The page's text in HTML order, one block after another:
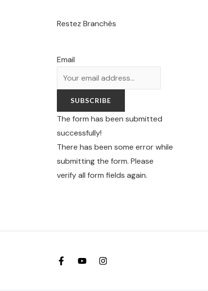
Restez Branchés
Email
SUBSCRIBE
The form has been submitted
successfully!
There has been some error while
submitting the form. Please
verify all form fields again.